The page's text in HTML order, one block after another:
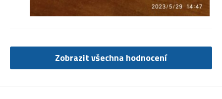
Zobrazit všechna hodnocení